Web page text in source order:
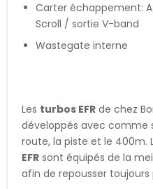
Carter échappement:
Scroll / sortie V-band
Wastegate interne
Les turbos EFR de chez
développés avec comme
route, la piste et le 400m.
EFR sont équipés de la
afin de repousser toujours